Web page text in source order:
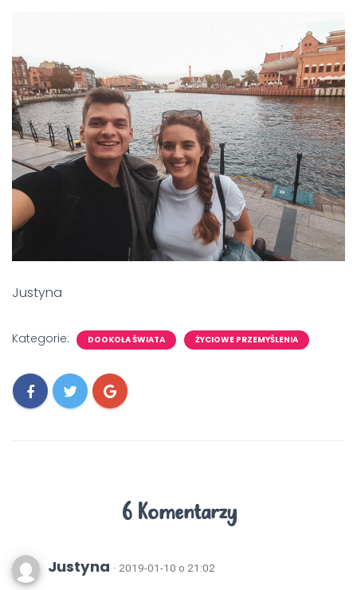
Justyna
Kategorie: DOOKOŁA ŚWIATA ŻYCIOWE PRZEMYŚLENIA
6 Komentarzy
Justyna · 2019-01-10 o 21:02